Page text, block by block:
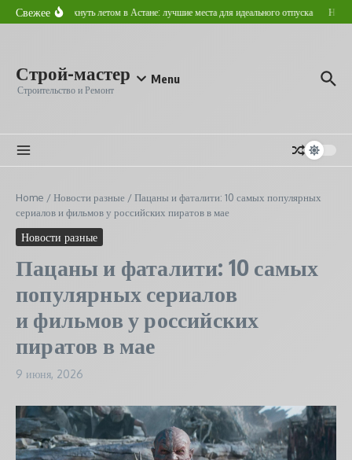
Перейти к содержанию
СвежееГде отдохнуть летом в Астане: лучшие места для идеального отпуска
Строй-мастер
Строительство и Ремонт
Menu
Home /Новости разные /Пацаны и фаталити: 10 самых популярных
сериалов и фильмов у российских пиратов в мае
Новости разные
Пацаны и фаталити: 10 самых
популярных сериалов
и фильмов у российских
пиратов в мае
9 июня, 2026